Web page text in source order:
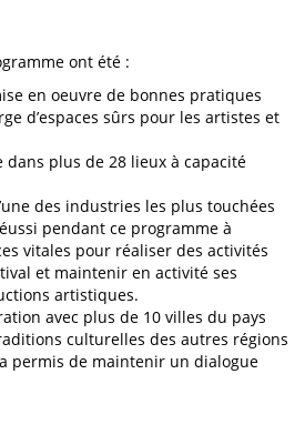
ont été :
en oeuvre de bonnes pratiques
d’espaces sûrs pour les artistes et
dans plus de 28 lieux à capacité
des industries les plus touchées
pendant ce programme à
vitales pour réaliser des activités
et maintenir en activité ses
artistiques.
avec plus de 10 villes du pays
culturelles des autres régions
permis de maintenir un dialogue